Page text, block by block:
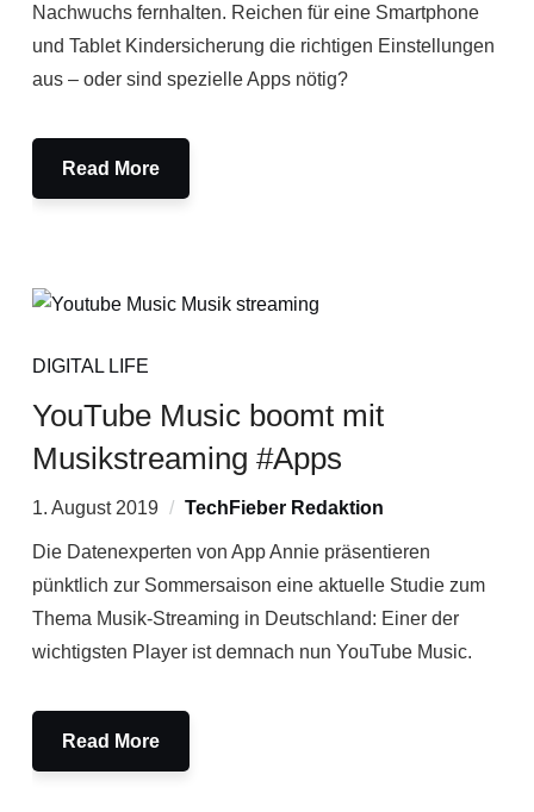
Nachwuchs fernhalten. Reichen für eine Smartphone
und Tablet Kindersicherung die richtigen Einstellungen
aus – oder sind spezielle Apps nötig?
Read More
DIGITAL LIFE
YouTube Music boomt mit
Musikstreaming #Apps
1. August 2019 TechFieber Redaktion
Die Datenexperten von App Annie präsentieren
pünktlich zur Sommersaison eine aktuelle Studie zum
Thema Musik-Streaming in Deutschland: Einer der
wichtigsten Player ist demnach nun YouTube Music.
Read More